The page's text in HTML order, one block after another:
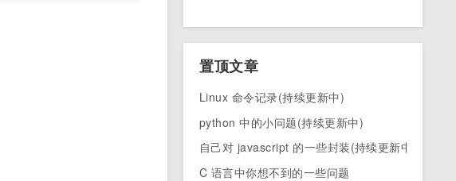
置顶文章
Linux 命令记录(持续更新中)
python 中的小问题(持续更新中)
自己对 javascript 的一些封装(持续更新中)
C 语言中你想不到的一些问题